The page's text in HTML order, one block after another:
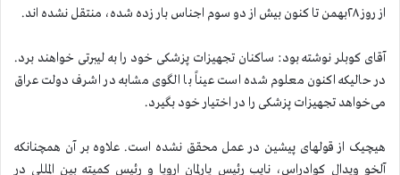
از روز ۲۸بهمن تا کنون بیش از دو سوم اجناس بار زده شده، منتقل نشده اند.
آقای کوبلر نوشته بود: ساکنان تجهیزات پزشکی خود را به لیبرتی خواهند برد.
در حالیکه اکنون معلوم شده است عیناً با الگوی مشابه در اشرف دولت عراق
می‌خواهد تجهیزات پزشکی را در اختیار خود بگیرد.
هیچیک از قولهای پیشین در عمل محقق نشده است. علاوه بر آن همچنانکه
آلخو ویدال کوادراس، نایب رئیس پارلمان اروپا و رئیس کمیته بین المللی در